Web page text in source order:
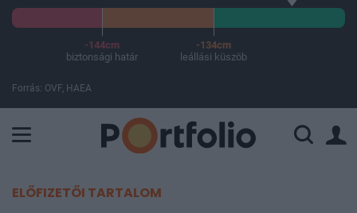
-144cm
biztonsági határ
-134cm
leállási küszöb
Forrás: OVF, HAEA
ELŐFIZETŐI TARTALOM